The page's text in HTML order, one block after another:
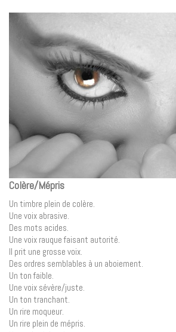
Colère/Mépris
Un timbre plein de colère.
Une voix abrasive.
Des mots acides.
Une voix rauque faisant autorité.
Il prit une grosse voix.
Des ordres semblables à un aboiement.
Un ton faible.
Une voix sévère/juste.
Un ton tranchant.
Un rire moqueur.
Un rire plein de mépris.